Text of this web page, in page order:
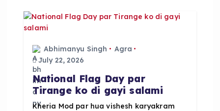
o
k
p
p
Abhimanyu Singh
Agra
July 22, 2026
National Flag Day par
Tirange ko di gayi salami
Kheria Mod par hua vishesh karyakram